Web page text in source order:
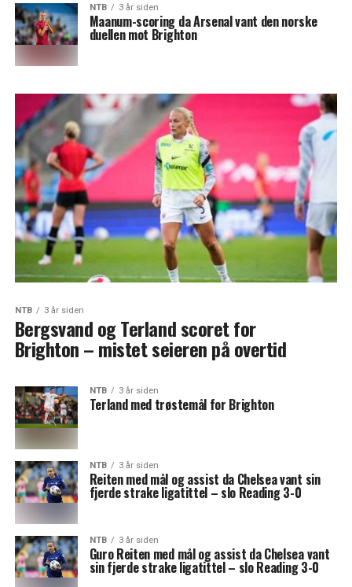
NTB 3 år siden
Maanum-scoring da Arsenal vant den norske
duellen mot Brighton
NTB 3 år siden
Bergsvand og Terland scoret for
Brighton – mistet seieren på overtid
NTB 3 år siden
Terland med trøstemål for Brighton
NTB 3 år siden
Reiten med mål og assist da Chelsea vant sin
fjerde strake ligatittel – slo Reading 3-0
NTB 3 år siden
Guro Reiten med mål og assist da Chelsea vant
sin fjerde strake ligatittel – slo Reading 3-0